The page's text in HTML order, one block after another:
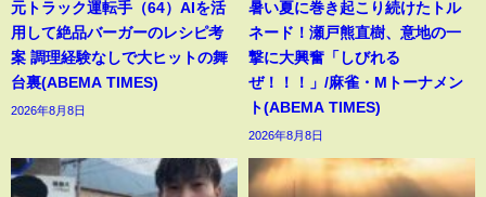
元トラック運転手（64）AIを活
用して絶品バーガーのレシピ考
案 調理経験なしで大ヒットの舞
台裏(ABEMA TIMES)
2026年8月8日
暑い夏に巻き起こり続けたトル
ネード！瀬戸熊直樹、意地の一
撃に大興奮「しびれる
ぜ！！！」/麻雀・Mトーナメン
ト(ABEMA TIMES)
2026年8月8日